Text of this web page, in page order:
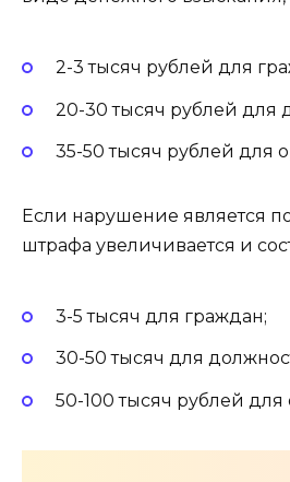
2-3 тысяч рублей для
20-30 тысяч рублей для
35-50 тысяч рублей для
Если нарушение является
штрафа увеличивается и
3-5 тысяч для граждан;
30-50 тысяч для
50-100 тысяч рублей